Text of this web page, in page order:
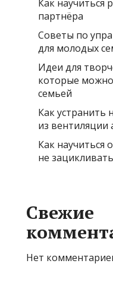
Как научиться
партнёра
Советы по
для молодых
Идеи для
которые можно
семьей
Как устранить
из вентиляции
Как научиться
не
Свежие
Нет